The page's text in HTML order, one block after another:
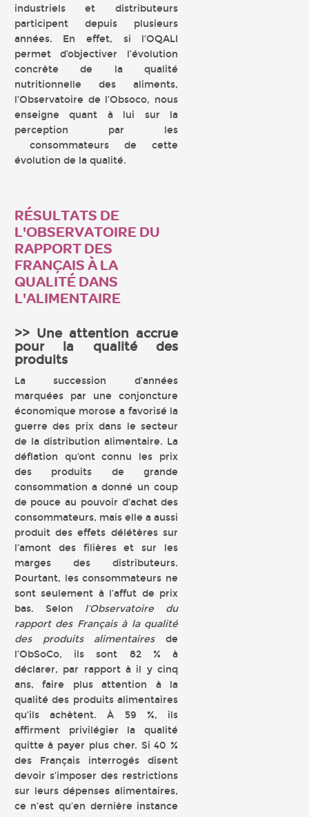
industriels et distributeurs
participent depuis plusieurs
années. En effet, si l’OQALI
permet d’objectiver l’évolution
concrète de la qualité
nutritionnelle des aliments,
l’Observatoire de l’Obsoco, nous
enseigne quant à lui sur la
perception par les
consommateurs de cette
évolution de la qualité.
RÉSULTATS DE
L'OBSERVATOIRE DU
RAPPORT DES
FRANÇAIS À LA
QUALITÉ DANS
L'ALIMENTAIRE
>> Une attention accrue
pour la qualité des
produits
La succession d’années
marquées par une conjoncture
économique morose a favorisé la
guerre des prix dans le secteur
de la distribution alimentaire. La
déflation qu’ont connu les prix
des produits de grande
consommation a donné un coup
de pouce au pouvoir d’achat des
consommateurs, mais elle a aussi
produit des effets délétères sur
l’amont des filières et sur les
marges des distributeurs.
Pourtant, les consommateurs ne
sont seulement à l’affut de prix
bas. Selon l’Observatoire du
rapport des Français à la qualité
des produits alimentairesde
l’ObSoCo, ils sont 82 % à
déclarer, par rapport à il y cinq
ans, faire plus attention à la
qualité des produits alimentaires
qu’ils achètent. À 59 %, ils
affirment privilégier la qualité
quitte à payer plus cher. Si 40 %
des Français interrogés disent
devoir s’imposer des restrictions
sur leurs dépenses alimentaires,
ce n’est qu’en dernière instance